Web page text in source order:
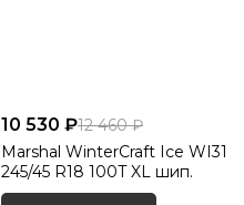
10 530 ₽12 460 ₽
Marshal WinterCraft Ice WI31
245/45 R18 100T XL шип.